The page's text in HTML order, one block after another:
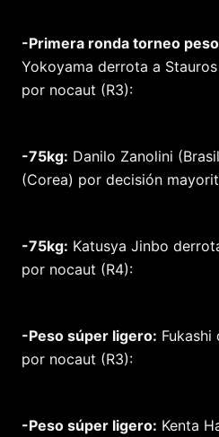
-Primera ronda torneo
Yokoyama derrota a
por nocaut (R3):
-75kg: Danilo Zanolini
(Corea) por decisión
-75kg: Katusya Jinbo
por nocaut (R4):
-Peso súper ligero: Fukashi
por nocaut (R3):
-Peso súper ligero: Kenta